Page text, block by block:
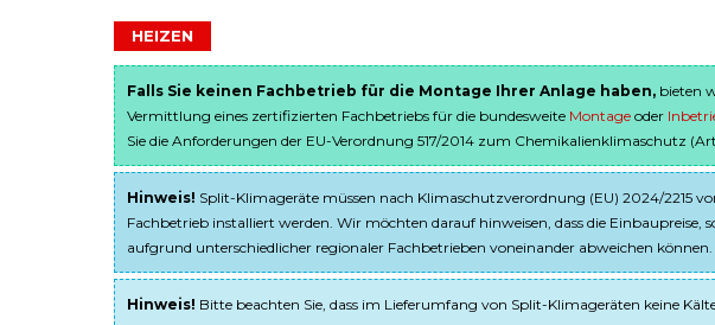
HEIZEN
Falls Sie keinen Fachbetrieb für die Montage Ihrer Anlage haben, bieten
Vermittlung eines zertifizierten Fachbetriebs für die bundesweite Montage oder
Sie die Anforderungen der EU-Verordnung 517/2014 zum Chemikalienklimaschutz (Art.
Hinweis! Split-Klimageräte müssen nach Klimaschutzverordnung (EU) 2024/2215
Fachbetrieb installiert werden. Wir möchten darauf hinweisen, dass die Einbaupreise,
aufgrund unterschiedlicher regionaler Fachbetrieben voneinander abweichen können.
Hinweis! Bitte beachten Sie, dass im Lieferumfang von Split-Klimageräten keine